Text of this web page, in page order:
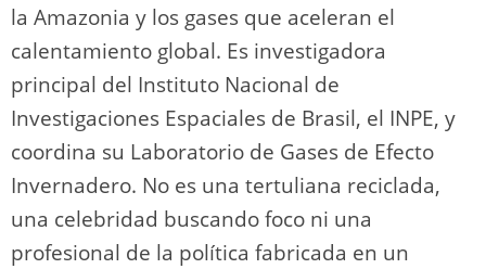
la Amazonia y los gases que aceleran el
calentamiento global. Es investigadora
principal del Instituto Nacional de
Investigaciones Espaciales de Brasil, el INPE, y
coordina su Laboratorio de Gases de Efecto
Invernadero. No es una tertuliana reciclada,
una celebridad buscando foco ni una
profesional de la política fabricada en un